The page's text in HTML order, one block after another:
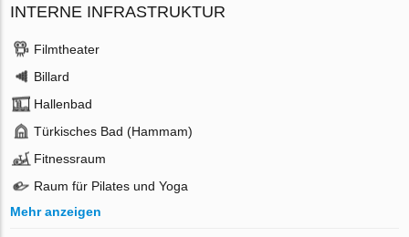
INTERNE INFRASTRUKTUR
Filmtheater
Billard
Hallenbad
Türkisches Bad (Hammam)
Fitnessraum
Raum für Pilates und Yoga
Mehr anzeigen